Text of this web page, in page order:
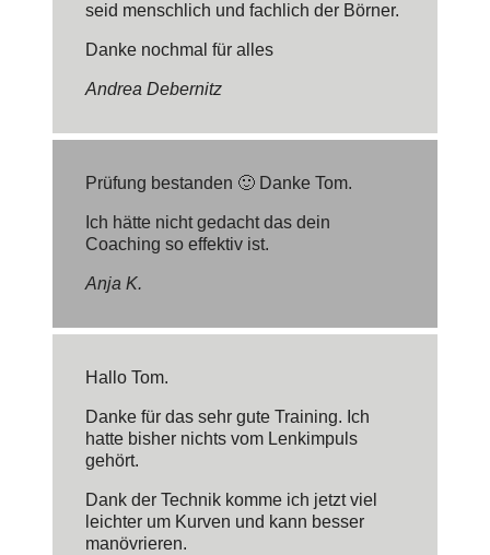
seid menschlich und fachlich der Börner.
Danke nochmal für alles
Andrea Debernitz
Prüfung bestanden 🙂 Danke Tom.
Ich hätte nicht gedacht das dein
Coaching so effektiv ist.
Anja K.
Hallo Tom.
Danke für das sehr gute Training. Ich
hatte bisher nichts vom Lenkimpuls
gehört.
Dank der Technik komme ich jetzt viel
leichter um Kurven und kann besser
manövrieren.